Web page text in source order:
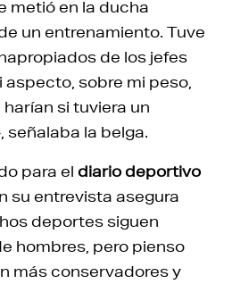
metió en la ducha
un entrenamiento. Tuve
de los jefes
sobre mi peso,
si tuviera un
la belga.
para el diario deportivo
su entrevista asegura
deportes siguen
hombres, pero pienso
más conservadores y